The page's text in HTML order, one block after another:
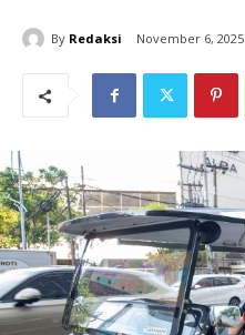
By Redaksi November 6, 2025